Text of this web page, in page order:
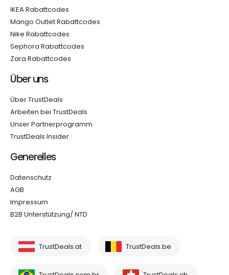
IKEA Rabattcodes
Mango Outlet Rabattcodes
Nike Rabattcodes
Sephora Rabattcodes
Zara Rabattcodes
Über uns
Über TrustDeals
Arbeiten bei TrustDeals
Unser Partnerprogramm
TrustDeals Insider
Generelles
Datenschutz
AGB
Impressum
B2B Unterstützung/ NTD
TrustDeals.at TrustDeals.be